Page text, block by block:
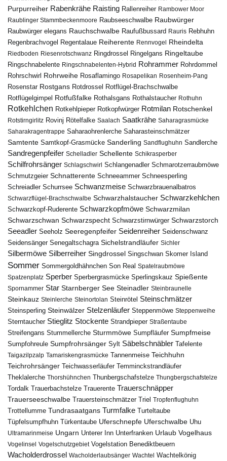
Purpurreiher Rabenkrähe Raisting Rallenreiher Rambower Moor
Raublinger Stammbeckenmoore Raubseeschwalbe Raubwürger
Raubwürger elegans Rauchschwalbe Raufußbussard Rauris Rebhuhn
Regenbrachvogel Regentalaue Reiherente Rennvogel Rheindelta
Riedboden Riesenrotschwanz Ringdrossel Ringelgans Ringeltaube
Ringschnabelente Ringschnabelenten-Hybrid Rohrammer Rohrdommel
Rohrschwirl Rohrweihe Rosaflamingo Rosapelikan Rosenheim-Pang
Rosenstar Rostgans Rotdrossel
Rotflügel-Brachschwalbe
Rotflügelgimpel Rotfußfalke Rothalsgans Rothalstaucher Rothuhn
Rotkehlchen Rotkehlpieper Rotkopfwürger Rotmilan Rotschenkel
Rotstirngirlitz Rovinj Rötelfalke Saalach Saatkrähe Saharagrasmücke
Saharakragentrappe Saharaohrenlerche Saharasteinschmätzer
Samtente Samtkopf-Grasmücke Sanderling Sandflughuhn Sandlerche
Sandregenpfeifer Schelladler Schellente Schikrasperber
Schilfrohrsänger Schlagschwirl Schlangenadler Schmarotzerraubmöwe
Schmutzgeier Schnatterente Schneeammer Schneesperling
Schreiadler Schurrsee Schwanzmeise Schwarzbrauenalbatros
Schwarzflügel-Brachschwalbe Schwarzhalstaucher Schwarzkehlchen
Schwarzkopf-Ruderente Schwarzkopfmöwe Schwarzmilan
Schwarzschwan Schwarzspecht Schwarzstirnwürger Schwarzstorch
Seeadler Seeholz Seeregenpfeifer Seidenreiher Seidenschwanz
Seidensänger Senegaltschagra Sichelstrandläufer Sichler
Silbermöwe Silberreiher Singdrossel Singschwan Skomer Island
Sommer Sommergoldhähnchen Son Real Spatelraubmöwe
Spatzenplatz Sperber Sperbergrasmücke Sperlingskauz Spießente
Spornammer Star Starnberger See Steinadler Steinbraunelle
Steinkauz Steinlerche Steinortolan Steinrötel Steinschmätzer
Steinsperling Steinwälzer Stelzenläufer Steppenmöwe Steppenweihe
Sterntaucher Stieglitz Stockente Strandpieper Straßentaube
Streifengans Stummellerche Sturmmöwe Sumpfläufer Sumpfmeise
Sumpfohreule Sumpfrohrsänger Sylt Säbelschnäbler Tafelente
Taigazilpzalp Tamariskengrasmücke Tannenmeise Teichhuhn
Teichrohrsänger Teichwasserläufer Temminckstrandläufer
Theklalerche Thorshühnchen Thunbergschafstelze Thungbergschafstelze
Tordalk Trauerbachstelze Trauerente Trauerschnäpper
Trauerseeschwalbe Trauersteinschmätzer Triel Tropfenflughuhn
Trottellumme Tundrasaatgans Turmfalke Turteltaube
Tüpfelsumpfhuhn
Türkentaube Uferschnepfe Uferschwalbe Uhu
Ultramarinmeise Ungarn Unterer Inn Unterfranken Urlaub Vogelhaus
Vogelinsel Vogelschutzgebiet Vogelstation Benediktbeuern
Wacholderdrossel Wacholderlaubsänger Wachtel Wachtelkönig